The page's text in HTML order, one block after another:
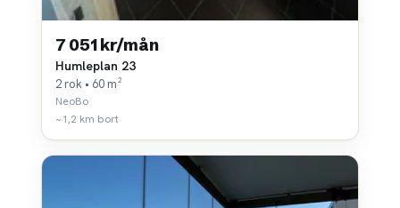
7 051 kr/mån
Humleplan 23
2 rok • 60 m²
NeoBo
~1,2 km bort